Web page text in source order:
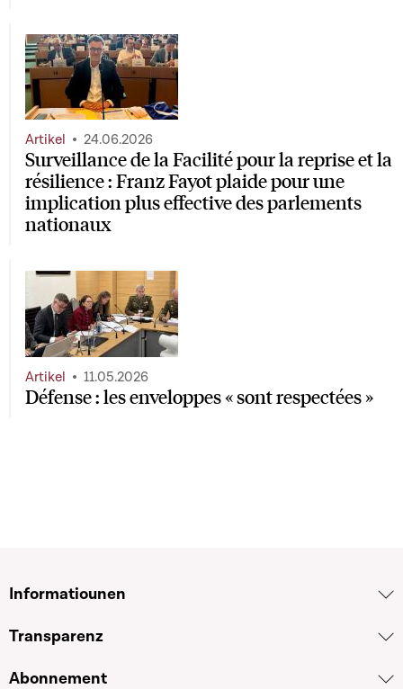
Surveillance de la Facilité pour la reprise et la
résilience : Franz Fayot plaide pour une
implication plus effective des parlements
nationaux
Artikel 24.06.2026
Défense : les enveloppes « sont respectées »
Artikel 11.05.2026
Informatiounen
Transparenz
Abonnement